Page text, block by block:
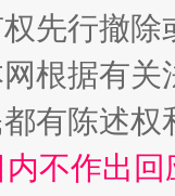
先行撤
根据有
有陈述
不作出